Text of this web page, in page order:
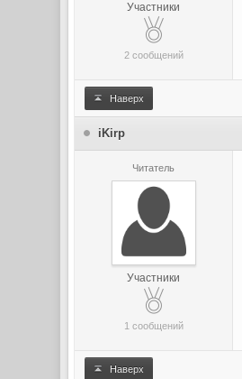
Участники
2 сообщений
Наверх
iKirp
Читатель
Участники
1 сообщений
Наверх